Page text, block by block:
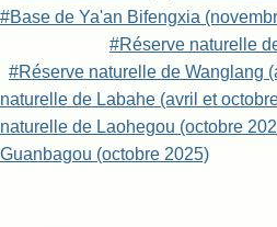
#Base de Ya'an Bifengxia
#Réserve naturelle
#Réserve naturelle de Wanglang
naturelle de Labahe (avril et
naturelle de Laohegou (octobre
Guanbagou (octobre 2025)